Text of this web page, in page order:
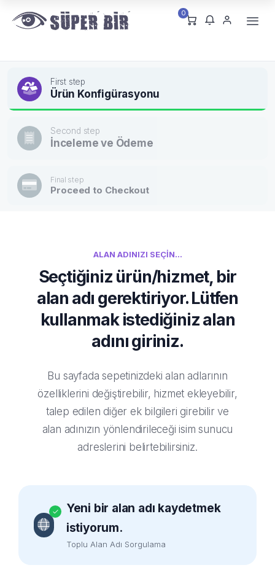
0
First step
Ürün Konfigürasyonu
Second step
İnceleme ve Ödeme
Final step
Proceed to Checkout
ALAN ADINIZI SEÇIN...
Seçtiğiniz ürün/hizmet, bir
alan adı gerektiriyor. Lütfen
kullanmak istediğiniz alan
adını giriniz.
Bu sayfada sepetinizdeki alan adlarının
özelliklerini değiştirebilir, hizmet ekleyebilir,
talep edilen diğer ek bilgileri girebilir ve
alan adınızın yönlendirileceği isim sunucu
adreslerini belirtebilirsiniz.
Yeni bir alan adı kaydetmek
istiyorum.
Toplu Alan Adı Sorgulama